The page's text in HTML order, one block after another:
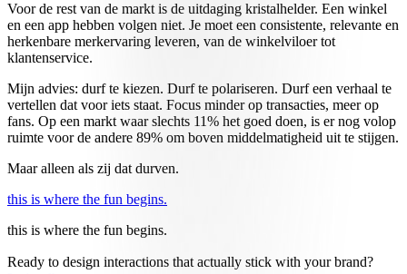
Voor de rest van de markt is de uitdaging kristalhelder. Een winkel
en een app hebben volgen niet. Je moet een consistente, relevante en
herkenbare merkervaring leveren, van de winkelviloer tot
klantenservice.
Mijn advies: durf te kiezen. Durf te polariseren. Durf een verhaal te
vertellen dat voor iets staat. Focus minder op transacties, meer op
fans. Op een markt waar slechts 11% het goed doen, is er nog volop
ruimte voor de andere 89% om boven middelmatigheid uit te stijgen.
Maar alleen als zij dat durven.
this is where the fun begins.
this is where the fun begins.
Ready to design interactions that actually stick with your brand?